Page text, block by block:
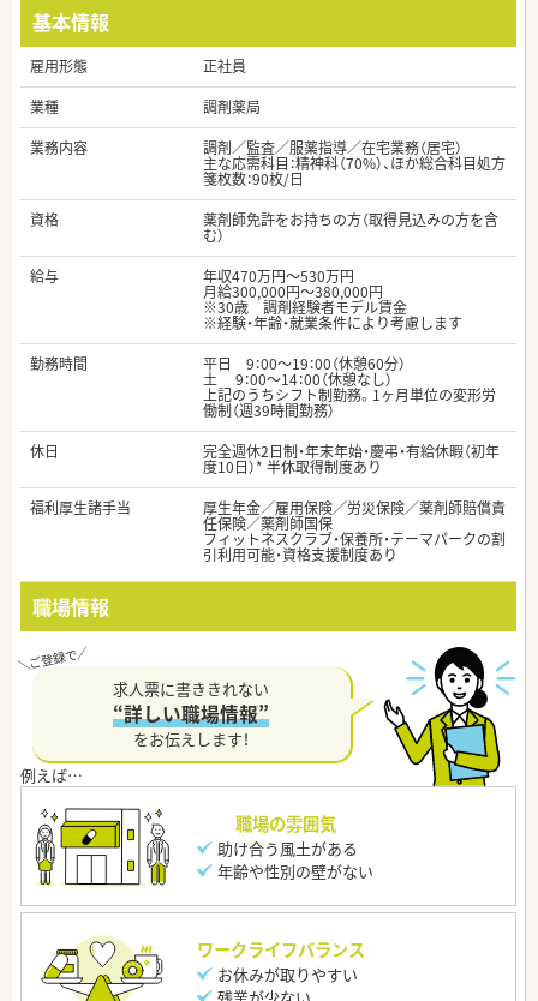
基本情報
雇用形態
正社員
業種
調剤薬局
業務内容
調剤／監査／服薬指導／在宅業務（居宅）
主な応需科目：精神科（70%）、ほか総合科目処方
箋枚数：90枚/日
資格
薬剤師免許をお持ちの方（取得見込みの方を含
む）
給与
年収470万円～530万円
月給300,000円～380,000円
※30歳 調剤経験者モデル賃金
※経験・年齢・就業条件により考慮します
勤務時間
平日 9：00～19：00（休憩60分）
土 9：00～14：00（休憩なし）
上記のうちシフト制勤務。1ヶ月単位の変形労
働制（週39時間勤務）
休日
完全週休2日制・年末年始・慶弔・有給休暇（初年
度10日）* 半休取得制度あり
福利厚生諸手当
厚生年金／雇用保険／労災保険／薬剤師賠償責
任保険／薬剤師国保
フィットネスクラブ・保養所・テーマパークの割
引利用可能・資格支援制度あり
職場情報
求人票に書ききれない
“詳しい職場情報”
をお伝えします！
職場の雰囲気
助け合う風土がある
年齢や性別の壁がない
ワークライフバランス
お休みが取りやすい